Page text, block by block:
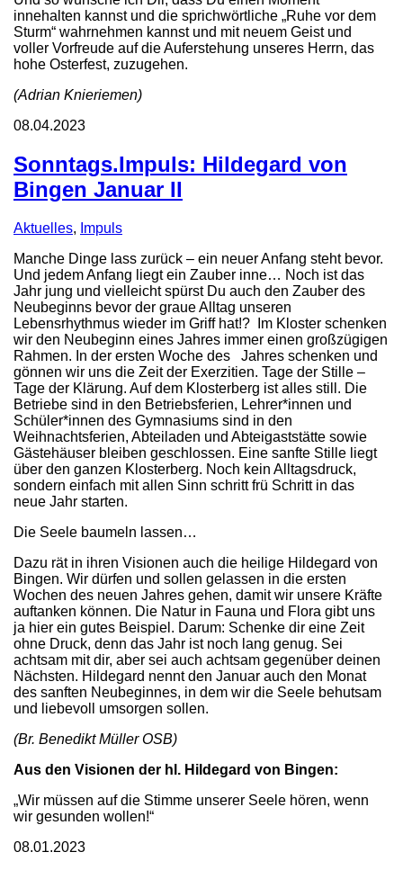
innehalten kannst und die sprichwörtliche „Ruhe vor dem
Sturm“ wahrnehmen kannst und mit neuem Geist und
voller Vorfreude auf die Auferstehung unseres Herrn, das
hohe Osterfest, zuzugehen.
(Adrian Knieriemen)
08.04.2023
Sonntags.Impuls: Hildegard von
Bingen Januar II
Aktuelles, Impuls
Manche Dinge lass zurück – ein neuer Anfang steht bevor.
Und jedem Anfang liegt ein Zauber inne… Noch ist das
Jahr jung und vielleicht spürst Du auch den Zauber des
Neubeginns bevor der graue Alltag unseren
Lebensrhythmus wieder im Griff hat!? Im Kloster schenken
wir den Neubeginn eines Jahres immer einen großzügigen
Rahmen. In der ersten Woche des Jahres schenken und
gönnen wir uns die Zeit der Exerzitien. Tage der Stille –
Tage der Klärung. Auf dem Klosterberg ist alles still. Die
Betriebe sind in den Betriebsferien, Lehrer*innen und
Schüler*innen des Gymnasiums sind in den
Weihnachtsferien, Abteiladen und Abteigaststätte sowie
Gästehäuser bleiben geschlossen. Eine sanfte Stille liegt
über den ganzen Klosterberg. Noch kein Alltagsdruck,
sondern einfach mit allen Sinn schritt frü Schritt in das
neue Jahr starten.
Die Seele baumeln lassen…
Dazu rät in ihren Visionen auch die heilige Hildegard von
Bingen. Wir dürfen und sollen gelassen in die ersten
Wochen des neuen Jahres gehen, damit wir unsere Kräfte
auftanken können. Die Natur in Fauna und Flora gibt uns
ja hier ein gutes Beispiel. Darum: Schenke dir eine Zeit
ohne Druck, denn das Jahr ist noch lang genug. Sei
achtsam mit dir, aber sei auch achtsam gegenüber deinen
Nächsten. Hildegard nennt den Januar auch den Monat
des sanften Neubeginnes, in dem wir die Seele behutsam
und liebevoll umsorgen sollen.
(Br. Benedikt Müller OSB)
Aus den Visionen der hl. Hildegard von Bingen:
„Wir müssen auf die Stimme unserer Seele hören, wenn
wir gesunden wollen!“
08.01.2023